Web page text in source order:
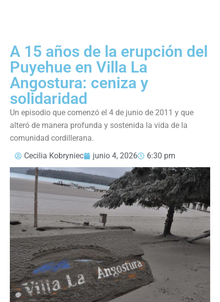
A 15 años de la erupción del
Puyehue en Villa La
Angostura: ceniza y
solidaridad
Un episodio que comenzó el 4 de junio de 2011 y que
alteró de manera profunda y sostenida la vida de la
comunidad cordillerana.
Cecilia Kobryniec
junio 4, 2026 6:30 pm